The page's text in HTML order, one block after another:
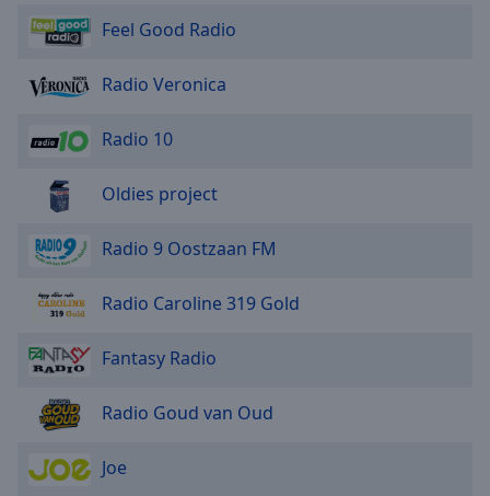
Feel Good Radio
Radio Veronica
Radio 10
Oldies project
Radio 9 Oostzaan FM
Radio Caroline 319 Gold
Fantasy Radio
Radio Goud van Oud
Joe